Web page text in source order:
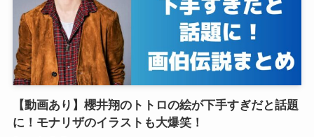
【動画あり】櫻井翔のトトロの絵が下手すぎだと話題
に！モナリザのイラストも大爆笑！